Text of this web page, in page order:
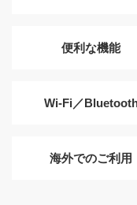
便利な機能
Wi-Fi／
海外でのご利用